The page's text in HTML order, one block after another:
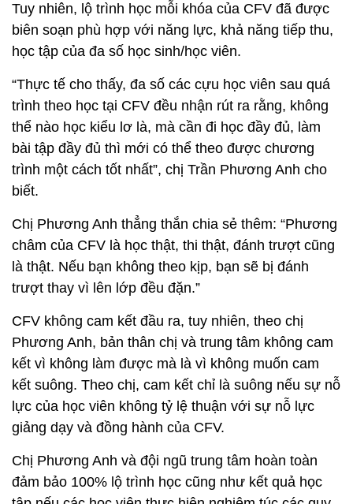
Tuy nhiên, lộ trình học mỗi khóa của CFV đã được
biên soạn phù hợp với năng lực, khả năng tiếp thu,
học tập của đa số học sinh/học viên.
“Thực tế cho thấy, đa số các cựu học viên sau quá
trình theo học tại CFV đều nhận rút ra rằng, không
thể nào học kiểu lơ là, mà cần đi học đầy đủ, làm
bài tập đầy đủ thì mới có thể theo được chương
trình một cách tốt nhất”, chị Trần Phương Anh cho
biết.
Chị Phương Anh thẳng thắn chia sẻ thêm: “Phương
châm của CFV là học thật, thi thật, đánh trượt cũng
là thật. Nếu bạn không theo kịp, bạn sẽ bị đánh
trượt thay vì lên lớp đều đặn.”
CFV không cam kết đầu ra, tuy nhiên, theo chị
Phương Anh, bản thân chị và trung tâm không cam
kết vì không làm được mà là vì không muốn cam
kết suông. Theo chị, cam kết chỉ là suông nếu sự nỗ
lực của học viên không tỷ lệ thuận với sự nỗ lực
giảng dạy và đồng hành của CFV.
Chị Phương Anh và đội ngũ trung tâm hoàn toàn
đảm bảo 100% lộ trình học cũng như kết quả học